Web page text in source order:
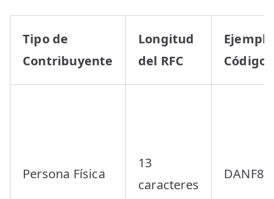
Tipo de
Contribuyente
Longitud
del RFC
Código
Persona Física
13
caracteres